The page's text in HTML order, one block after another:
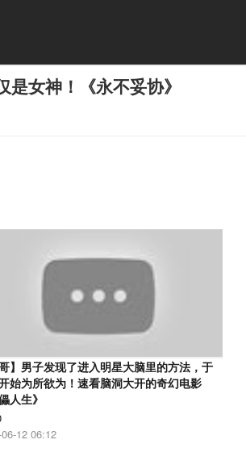
是女神！《永不妥协》
哥】男子发现了进入明星大脑里的方法，于
始为所欲为！速看脑洞大开的奇幻电影
人生》
12 06:12